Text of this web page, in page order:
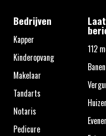
Bedrijven
Kapper
Kinderopvang
Makelaar
Tandarts
Notaris
Pedicure
112